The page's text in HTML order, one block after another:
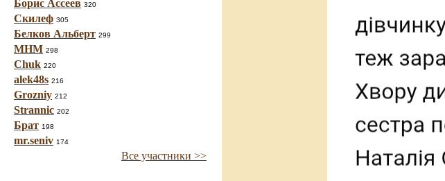
Борис Ассеев 320
Скилеф 305
Белков Альберт 299
МНМ 298
Chuk 220
alek48s 216
Grozniy 212
Strannic 202
Брат 198
mr.seniv 174
Все участники >>